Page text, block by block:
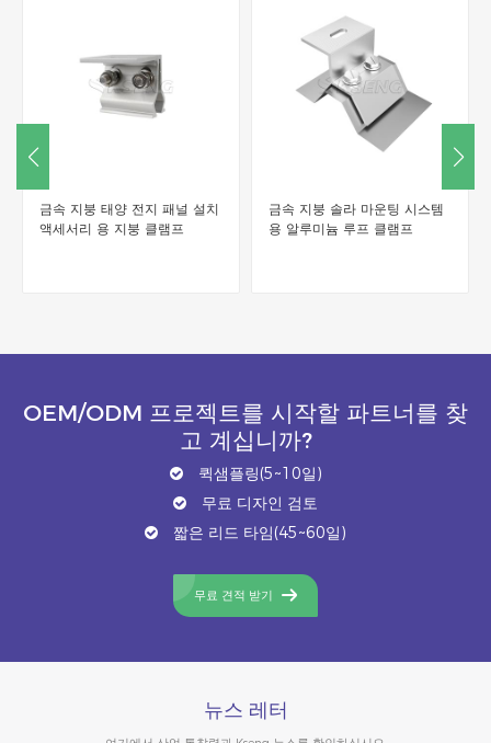
금속 지붕 태양 전지 패널 설치
액세서리 용 지붕 클램프
금속 지붕 솔라 마운팅 시스템
용 알루미늄 루프 클램프
OEM/ODM 프로젝트를 시작할 파트너를 찾
고 계십니까?
퀵샘플링(5~10일)
무료 디자인 검토
짧은 리드 타임(45~60일)
무료 견적 받기
뉴스 레터